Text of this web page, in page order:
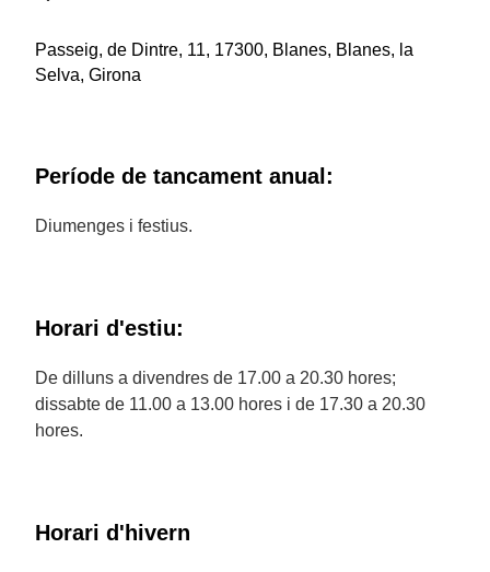
Passeig, de Dintre, 11, 17300, Blanes, Blanes, la
Selva, Girona
Període de tancament anual:
Diumenges i festius.
Horari d'estiu:
De dilluns a divendres de 17.00 a 20.30 hores;
dissabte de 11.00 a 13.00 hores i de 17.30 a 20.30
hores.
Horari d'hivern